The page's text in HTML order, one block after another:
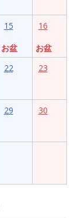
15
お盆
16
お盆
22 23
29 30